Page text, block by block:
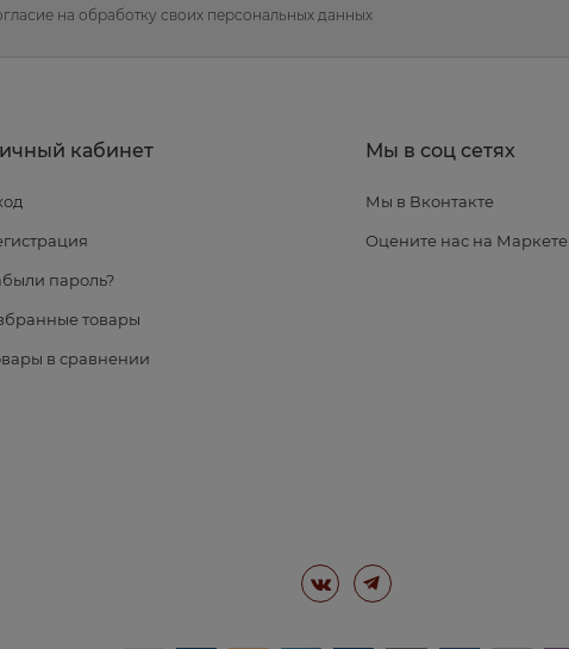
на обработку своих персональных данных
кабинет
пароль?
товары
в сравнении
Мы в соц сетях
Мы в Вконтакте
Оцените нас на Маркете